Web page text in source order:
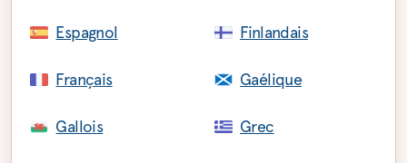
Espagnol Finlandais
Français Gaélique
Gallois Grec